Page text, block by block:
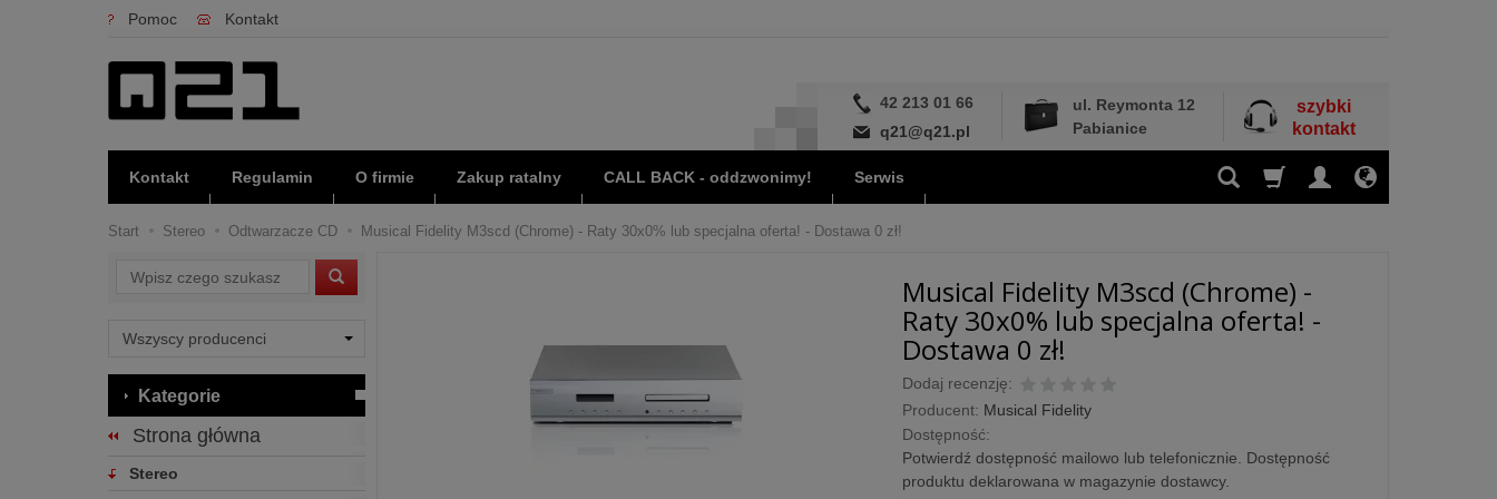
Pomoc Kontakt
42 213 01 66
q21@q21.pl
ul. Reymonta 12
Pabianice
szybki
kontakt
Kontakt Regulamin O firmie Zakup ratalny CALL BACK - oddzwonimy! Serwis
Start Stereo Odtwarzacze CD Musical Fidelity M3scd (Chrome) - Raty 30x0% lub specjalna oferta! - Dostawa 0 zł!
Musical Fidelity M3scd (Chrome) -
Raty 30x0% lub specjalna oferta! -
Dostawa 0 zł!
Dodaj recenzję:
Producent: Musical Fidelity
Dostępność:
Potwierdź dostępność mailowo lub telefonicznie. Dostępność
produktu deklarowana w magazynie dostawcy.
Wyszukaj
Kategorie
Strona główna
Stereo